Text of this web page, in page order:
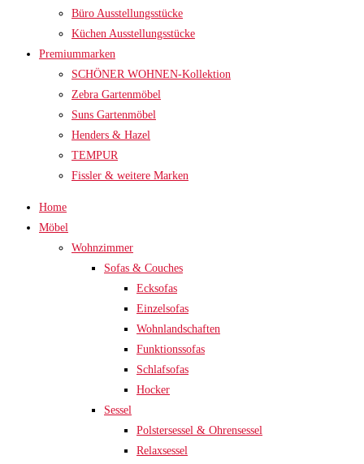
Büro Ausstellungsstücke
Küchen Ausstellungsstücke
Premiummarken
SCHÖNER WOHNEN-Kollektion
Zebra Gartenmöbel
Suns Gartenmöbel
Henders & Hazel
TEMPUR
Fissler & weitere Marken
Home
Möbel
Wohnzimmer
Sofas & Couches
Ecksofas
Einzelsofas
Wohnlandschaften
Funktionssofas
Schlafsofas
Hocker
Sessel
Polstersessel & Ohrensessel
Relaxsessel